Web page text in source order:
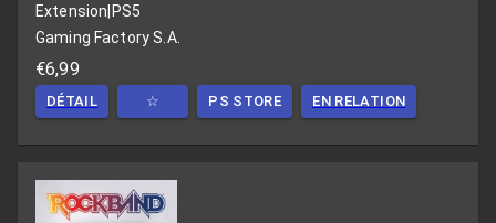
Extension|PS5
Gaming Factory S.A.
€6,99
DÉTAIL ☆ PS STORE EN RELATION